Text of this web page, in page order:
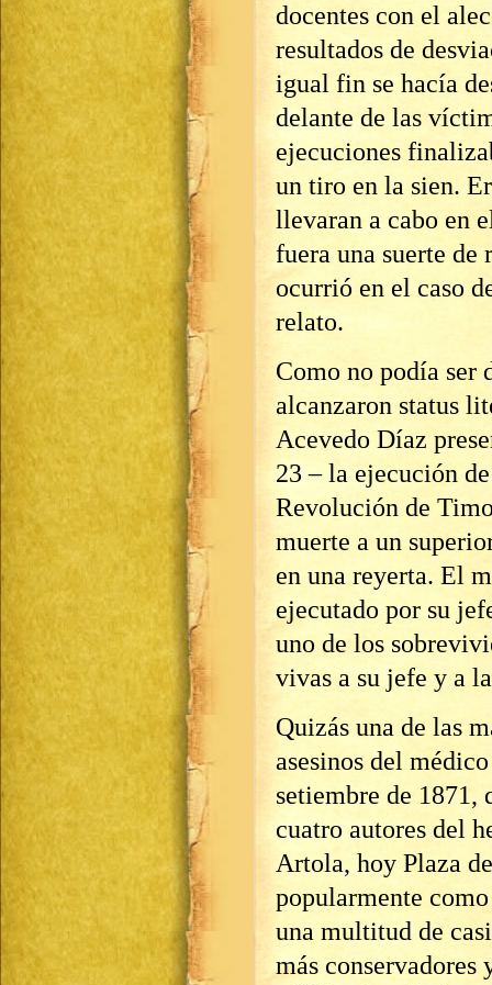
docentes con el
resultados de
igual fin se hacía
delante de las
ejecuciones
un tiro en la sien.
llevaran a cabo en
fuera una suerte
ocurrió en el caso
relato.
Como no podía ser
alcanzaron status
Acevedo Díaz
23 – la ejecución
Revolución de
muerte a un
en una reyerta. El
ejecutado por su
uno de los
vivas a su jefe y a
Quizás una de las
asesinos del
setiembre de
cuatro autores del
Artola, hoy Plaza
popularmente
una multitud de
más conservadores